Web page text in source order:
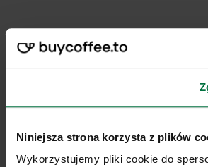
Niniejsza strona korzysta z plików
Wykorzystujemy pliki cookie do